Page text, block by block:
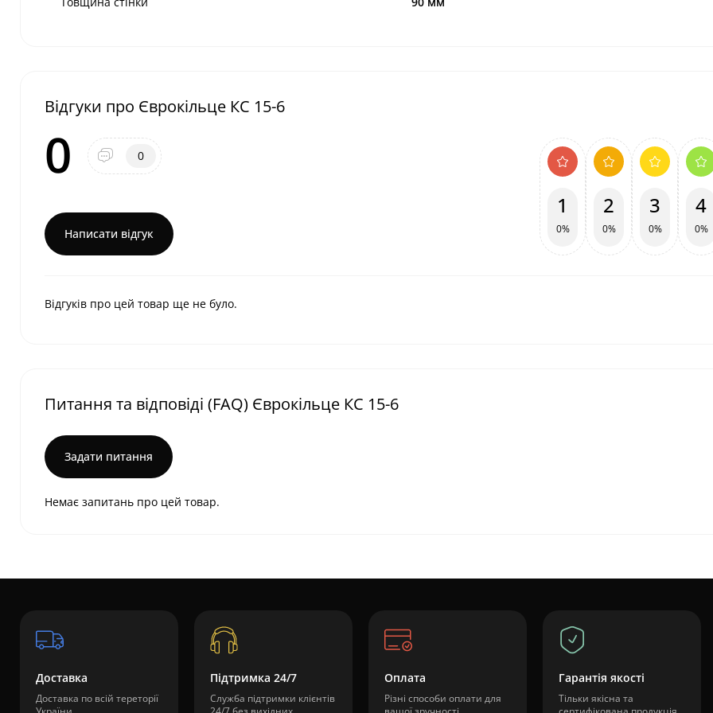
Відгуки про Єврокільце КС 15-6
0 0
Написати відгук
1
0%
2
0%
3
0%
4
0%
Відгуків про цей товар ще не було.
Питання та відповіді (FAQ) Єврокільце КС 15-6
Задати питання
Немає запитань про цей товар.
Доставка
Доставка по всій тереторії
Підтримка 24/7
Служба підтримки клієнтів
Оплата
Різні способи оплати для
Гарантія якості
Тільки якісна та